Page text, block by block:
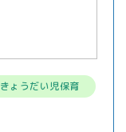
きょうだい児保育